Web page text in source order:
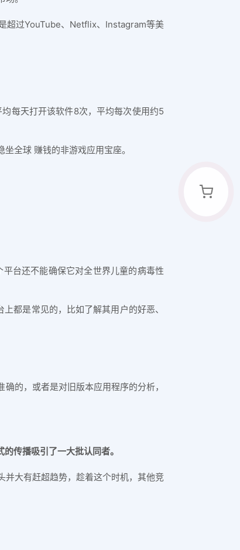
超过YouTube、Netflix、Instagram等美
每天打开该软件8次，平均每次使用约5
全球 赚钱的非游戏应用宝座。
平台还不能确保它对全世界儿童的病毒性
都是常见的，比如了解其用户的好恶、
的，或者是对旧版本应用程序的分析，
传播吸引了一大批认同者。
大有赶超趋势，趁着这个时机，其他竞